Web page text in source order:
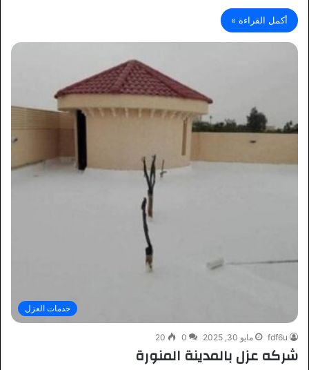
أكمل القراءة »
خدمات العزل
fdf6u مايو 30, 2025 0
20
شركه عزل بالمدينة المنورة